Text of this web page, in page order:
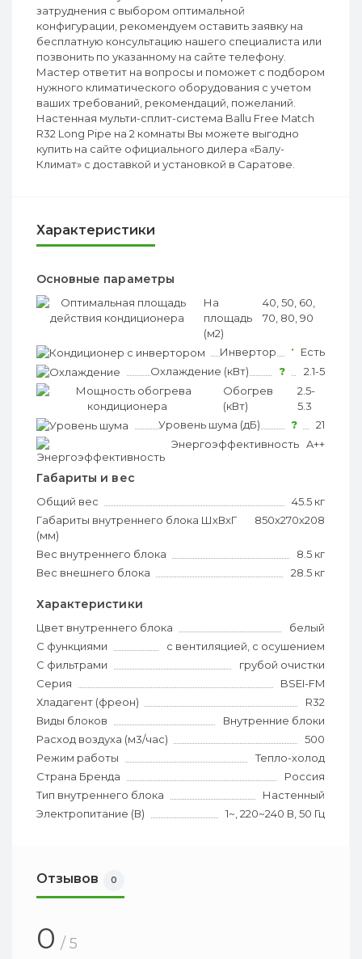
затруднения с выбором оптимальной
конфигурации, рекомендуем оставить заявку на
бесплатную консультацию нашего специалиста или
позвонить по указанному на сайте телефону.
Мастер ответит на вопросы и поможет с подбором
нужного климатического оборудования с учетом
ваших требований, рекомендаций, пожеланий.
Настенная мульти-сплит-система Ballu Free Match
R32 Long Pipe на 2 комнаты Вы можете выгодно
купить на сайте официального дилера «Балу-
Климат» с доставкой и установкой в Саратове.
Характеристики
Основные параметры
На
площадь
(м2)
?
40, 50, 60,
70, 80, 90
Инвертор ?
Есть
Охлаждение (кВт)
?
2.1-5
Обогрев
(кВт)
?
2.5-
5.3
Уровень шума (дБ)
?
21
Энергоэффективность ?
A++
Габариты и вес
Общий вес
45.5 кг
Габариты внутреннего блока ШхВхГ
(мм)
850х270х208
Вес внутреннего блока
8.5 кг
Вес внешнего блока
28.5 кг
Характеристики
Цвет внутреннего блока
белый
С функциями
с вентиляцией, с осушением
С фильтрами
грубой очистки
Серия
BSEI-FM
Хладагент (фреон)
R32
Виды блоков
Внутренние блоки
Расход воздуха (м3/час)
500
Режим работы
Тепло-холод
Страна Бренда
Россия
Тип внутреннего блока
Настенный
Электропитание (В)
1~, 220~240 В, 50 Гц
Отзывов 0
0 / 5